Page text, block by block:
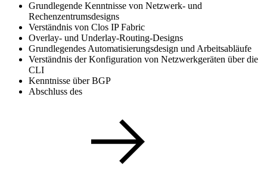
Grundlegende Kenntnisse von Netzwerk- und
Rechenzentrumsdesigns
Verständnis von Clos IP Fabric
Overlay- und Underlay-Routing-Designs
Grundlegendes Automatisierungsdesign und Arbeitsabläufe
Verständnis der Konfiguration von Netzwerkgeräten über die
CLI
Kenntnisse über BGP
Abschluss des